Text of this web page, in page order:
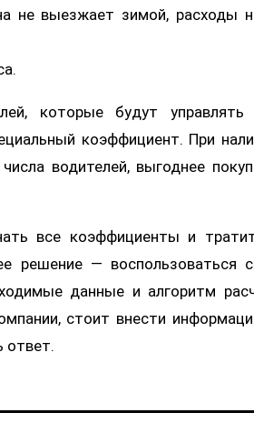
не выезжает зимой, расходы
которые будут управлять
коэффициент. При
водителей, выгоднее
все коэффициенты и
решение — воспользоваться
данные и алгоритм
стоит внести
ответ.